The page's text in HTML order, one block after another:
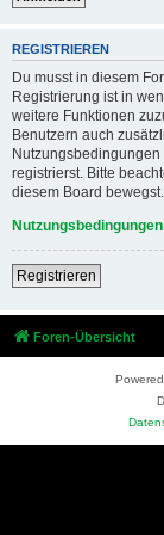
REGISTRIEREN
Du musst in diesem
Registrierung ist in
weitere Funktionen
Benutzern auch
registrierst. Bitte
diesem Board bewegst.
Nutzungsbedingungen
Registrieren
Foren-Übersicht